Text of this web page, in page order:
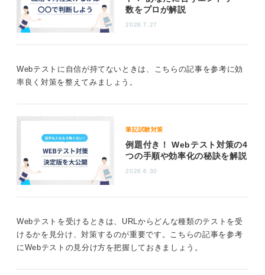
そして、会社からの評価が低くなり、人間関係の不和が
生じるなど、デメリットの方が大きくなってしまいま
す。Webテストで一時的に「不正がバレなきゃいいや」
不正をしなくてはならない状況なら選考を受ける企
業を絞ろう
動は「幸せに、健やかに働き続ける」という考えと相反
してしまいます。
就活スケジュールが忙しすぎて、不正をしないとスケジ
ュールがこなしきれないというなら、応募先を絞り込む
努力の方がおすすめです。
数をプロが解説
2026.7.27
Webテストに自信が持てないときは、こちらの記事を参考に効
率良く対策を整えてみましょう。
筆記試験対策
例題付き！ Webテスト対策の4
つの手順や効率化の秘訣を解説
2026.6.30
Webテストを受けるときは、URLからどんな種類のテストを受
けるかを見分け、対策するのが重要です。こちらの記事を参考
にWebテストの見分け方を把握しておきましょう。